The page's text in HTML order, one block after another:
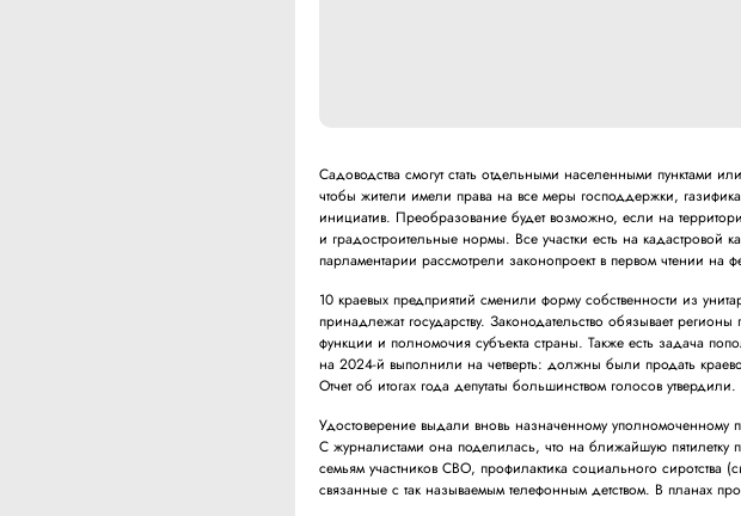
Садоводства смогут стать отдельными населенными пунктами
чтобы жители имели права на все меры господдержки,
инициатив. Преобразование будет возможно, если на
и градостроительные нормы. Все участки есть на
парламентарии рассмотрели законопроект в первом чтении на
10 краевых предприятий сменили форму собственности из
принадлежат государству. Законодательство обязывает
функции и полномочия субъекта страны. Также есть задача
на 2024-й выполнили на четверть: должны были продать
Отчет об итогах года депутаты большинством голосов утвердили.
Удостоверение выдали вновь назначенному уполномоченному
С журналистами она поделилась, что на ближайшую пятилетку
семьям участников СВО, профилактика социального сиротства
связанные с так называемым телефонным детством. В планах